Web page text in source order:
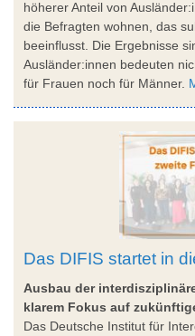
höherer Anteil von
die Befragten wohnen, das
beeinflusst. Die Ergebnisse
Ausländer:innen bedeuten
für Frauen noch für Männer.
Das DIFIS startet in
Ausbau der
klarem Fokus auf
Das Deutsche Institut für